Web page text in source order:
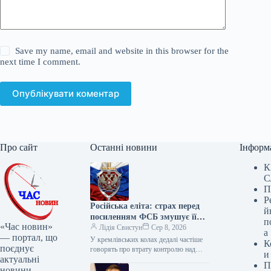
Save my name, email and website in this browser for the
next time I comment.
Опублікувати коментар
Про сайт
«Час новин»
— портал, що
поєднує
актуальні
Останні новини
Російська еліта: страх перед
посиленням ФСБ змушує її
тікати
Лідія Свистун
Сер 8, 2026
У кремлівських колах дедалі частіше
говорять про втрату контролю над
Росії. Це відбувається на тлі того,…
а
и